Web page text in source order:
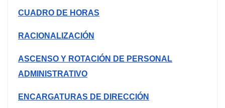
CUADRO DE HORAS
RACIONALIZACIÓN
ASCENSO Y ROTACIÓN DE PERSONAL
ADMINISTRATIVO
ENCARGATURAS DE DIRECCIÓN